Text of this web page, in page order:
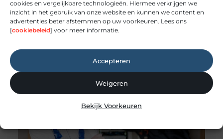
cookies en vergelijkbare technologieën. Hiermee verkrijgen we
inzicht in het gebruik van onze website en kunnen we content en
advertenties beter afstemmen op uw voorkeuren. Lees ons
[cookiebeleid] voor meer informatie.
Accepteren
Weigeren
Bekijk Voorkeuren
Wat doet een dakdekker?
Veel mensen denken pas aan een dakdekker
wanneer er een lekkage ontstaat. Toch doet een
dieper op in. Voor welke werkzaamheden schakel
je een dakdekker in? Een dakdekker kan je
inschakelen voor uiteenlopende werkzaamheden,
zoals: · Het opsporen en repareren